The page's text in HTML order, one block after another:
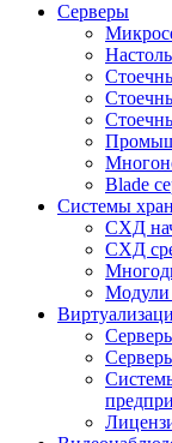
Серверы
Blade
Системы
СХД
СХД
Модули